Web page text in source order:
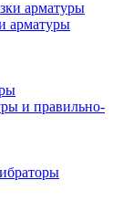
арматуры
и правильно-